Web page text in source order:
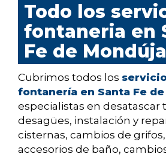
Todo los
fontaneria en
Fe de
Cubrimos todos los
fontanería en Santa Fe
especialistas en desatascar
desagües, instalación y
cisternas, cambios de
accesorios de baño,